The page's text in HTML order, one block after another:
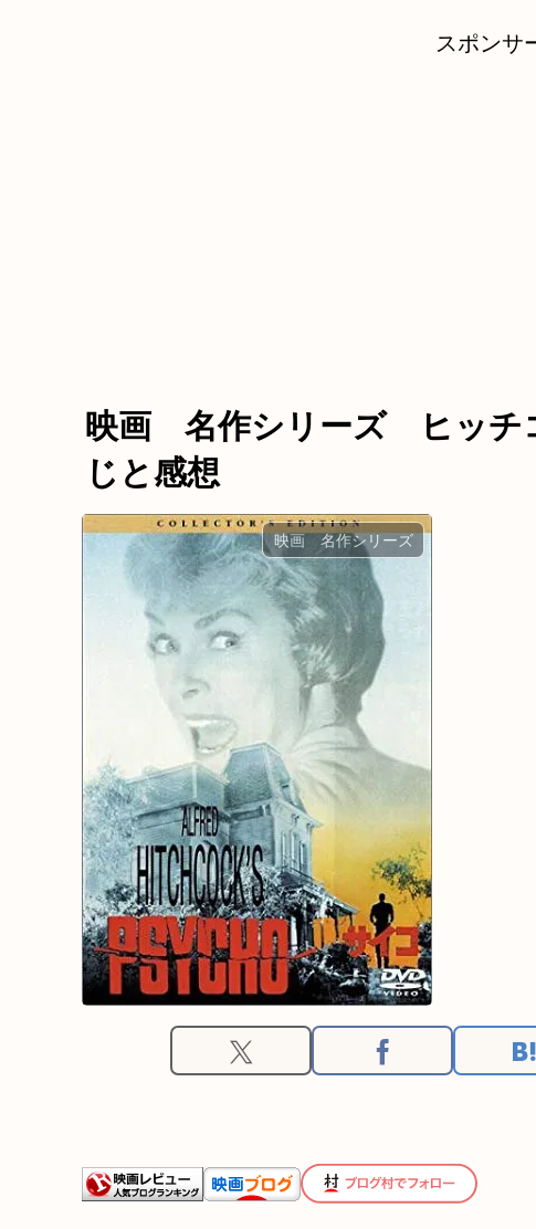
スポンサ
映画 名作シリーズ ヒッチ
じと感想
映画 名作シリーズ